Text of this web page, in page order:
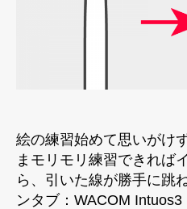
絵の練習始めて思いがけ
まモリモリ練習できれば
ら、引いた線が勝手に跳
ンタブ：WACOM